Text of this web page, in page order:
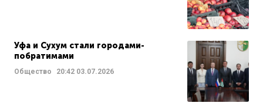
Уфа и Сухум стали городами-
побратимами
Общество 20:42 03.07.2026